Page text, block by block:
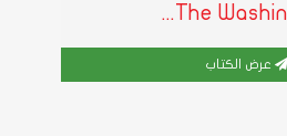
The
عرض الكتاب